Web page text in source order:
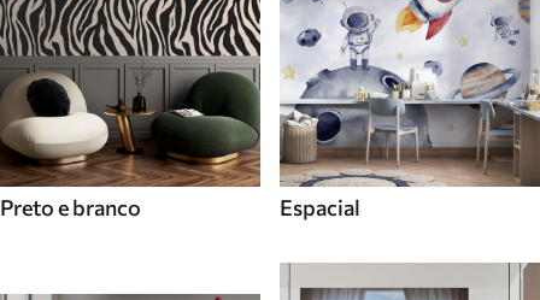
Preto e branco Espacial